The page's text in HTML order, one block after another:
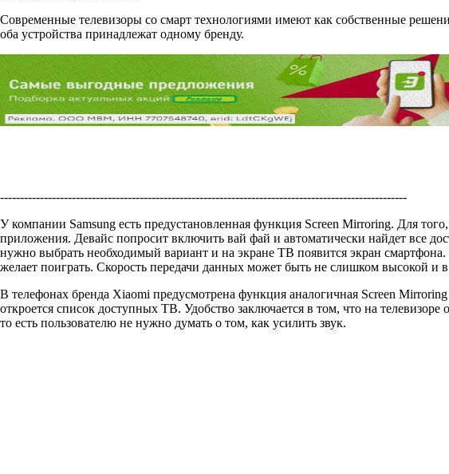
Современные телевизоры со смарт технологиями имеют как собственные
оба устройства принадлежат одному бренду.
------------------------------------------------------------------------------------------------------
У компании Samsung есть предустановленная функция Screen Mirroring. Для
приложения. Девайс попросит включить вай фай и автоматически найдет все
нужно выбрать необходимый вариант и на экране ТВ появится экран
желает поиграть. Скорость передачи данных может быть не слишком высокой и
В телефонах бренда Xiaomi предусмотрена функция аналогичная Screen
откроется список доступных ТВ. Удобство заключается в том, что на
то есть пользователю не нужно думать о том, как усилить звук.